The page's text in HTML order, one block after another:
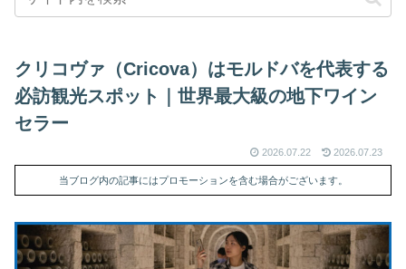
クリコヴァ（Cricova）はモルドバを代表する
必訪観光スポット｜世界最大級の地下ワイン
セラー
2026.07.22 2026.07.23
当ブログ内の記事にはプロモーションを含む場合がございます。